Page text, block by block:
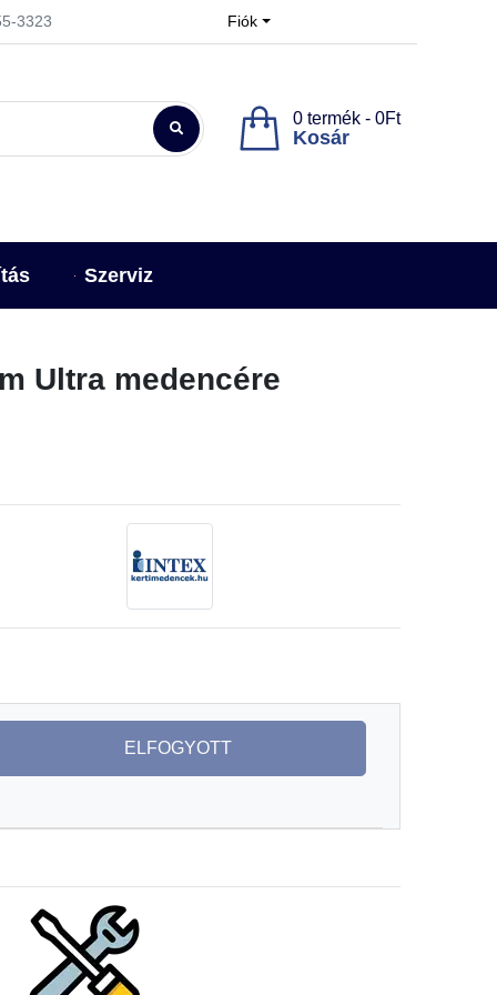
3323 Fiók
Kosár
0 termék - 0Ft
Szerviz
Ultra medencére
ELFOGYOTT